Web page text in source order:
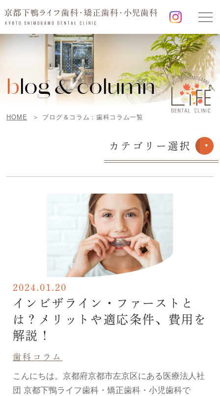
b log & column
HOME ブログ＆コラム：歯科コラム一覧
カテゴリー選択
2024.01.20
インビザライン・ファーストと
は？メリットや適応条件、費用を
解説！
歯科コラム
こんにちは。京都府京都市左京区にある医療法人社
団 京都下鴨ライフ歯科・矯正歯科・小児歯科で